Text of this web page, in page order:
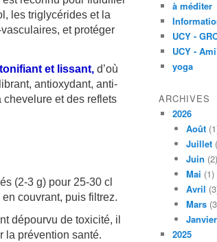
les triglycérides et la
et protéger
et lissant, d’où
antioxydant, anti-
chevelure et des reflets
(2-3 g) pour 25-30 cl
couvrant, puis filtrez.
dépourvu de toxicité, il
la prévention santé.
à méditer
UCY -
UCY -
yoga
ARCHIVES
2026
Août
Juillet
Juin (2)
Mai (1)
Avril
Mars
Janvier
2025